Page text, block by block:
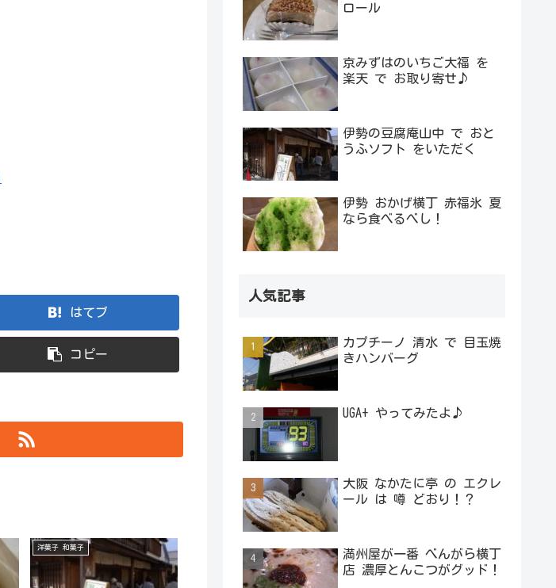
はてブ
コピー
洋菓子 和菓子
ロール
京みずはのいちご大福 を
楽天 で お取り寄せ♪
伊勢の豆腐庵山中 で おと
うふソフト をいただく
伊勢 おかげ横丁 赤福氷 夏
なら食べるべし！
人気記事
カプチーノ 清水 で 目玉焼
きハンバーグ
UGA+ やってみたよ♪
大阪 なかたに亭 の エクレ
ール は 噂 どおり！？
満州屋が一番 べんがら横丁
店 濃厚とんこつがグッド！